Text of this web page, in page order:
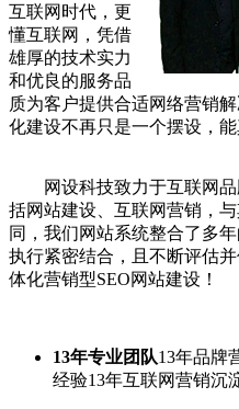
互联网时代，更
懂互联网，凭借
雄厚的技术实力
和优良的服务品
质为客户提供合适网络营销
化建设不再只是一个摆设，能
网设科技致力于互联网品
括网站建设、互联网营销，
同，我们网站系统整合了多
执行紧密结合，且不断评估
体化营销型SEO网站建设！
13年专业团队13年品牌
经验13年互联网营销沉